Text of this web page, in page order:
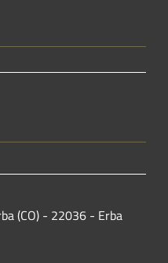
(CO) - 22036 - Erba